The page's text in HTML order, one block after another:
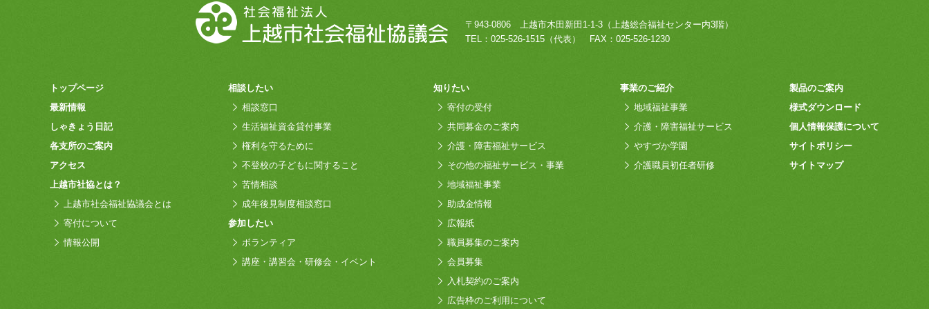
〒943-0806 上越市木田新田1-1-3 （上越総合福祉センター内3階）
TEL： 025-526-1515 （代表） FAX：025-526-1230
トップページ
最新情報
しゃきょう日記
各支所のご案内
アクセス
上越市社協とは？
上越市社会福祉協議会とは
寄付について
情報公開
相談したい
相談窓口
生活福祉資金貸付事業
権利を守るために
不登校の子どもに関すること
苦情相談
成年後見制度相談窓口
参加したい
ボランティア
講座・講習会・研修会・イベント
知りたい
寄付の受付
共同募金のご案内
介護・障害福祉サービス
その他の福祉サービス・事業
地域福祉事業
助成金情報
広報紙
職員募集のご案内
会員募集
入札契約のご案内
広告枠のご利用について
事業のご紹介
地域福祉事業
介護・障害福祉サービス
やすづか学園
介護職員初任者研修
製品のご案内
様式ダウンロード
個人情報保護について
サイトポリシー
サイトマップ